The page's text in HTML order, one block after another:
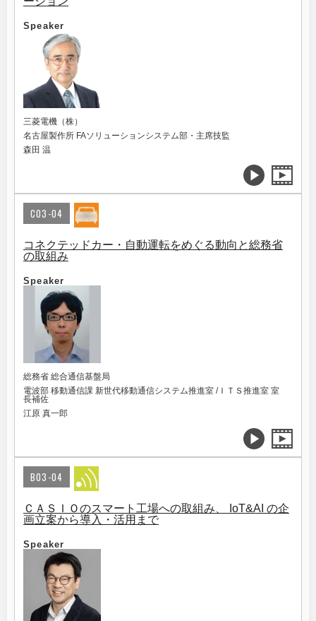
Speaker
三菱電機（株）
名古屋製作所 FAソリューションシステム部・主席技監
森田 温
C03-04
コネクテッドカー・自動運転をめぐる動向と総務省
の取組み
Speaker
総務省 総合通信基盤局
電波部 移動通信課 新世代移動通信システム推進室 /ＩＴＳ推進室 室
長補佐
江原 真一郎
B03-04
ＣＡＳＩＯのスマート工場への取組み、 IoT&AI の企
画立案から導入・活用まで
Speaker